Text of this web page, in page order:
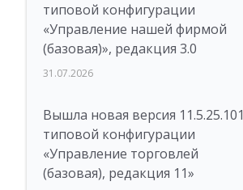
типовой конфигурации
«Управление нашей фирмой
(базовая)», редакция 3.0
31.07.2026
Вышла новая версия 11.5.25.101
типовой конфигурации
«Управление торговлей
(базовая), редакция 11»